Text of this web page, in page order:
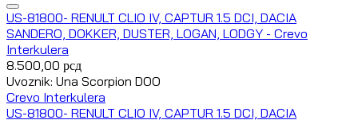
US-81800- RENULT CLIO IV, CAPTUR 1.5 DCI, DACIA
SANDERO, DOKKER, DUSTER, LOGAN, LODGY - Crevo
Interkulera
8.500,00 рсд
Uvoznik: Una Scorpion DOO
Crevo Interkulera
US-81800- RENULT CLIO IV, CAPTUR 1.5 DCI, DACIA